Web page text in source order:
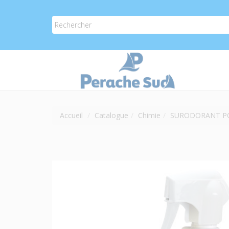
Accueil Catalogue Chimie SURODORANT